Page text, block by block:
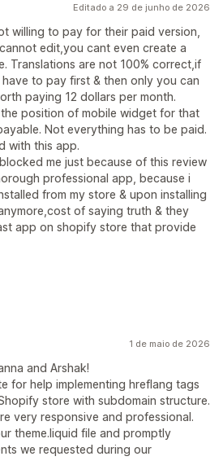
Editado a 29 de junho de 2026
willing to pay for their paid version,
edit,you cant even create a
Translations are not 100% correct,if
to pay first & then only you can
paying 12 dollars per month.
the position of mobile widget for that
Not everything has to be paid.
with this app.
me just because of this review
professional app, because i
from my store & upon installing
of saying truth & they
app on shopify store that provide
1 de maio de 2026
and Arshak!
for help implementing hreflang tags
store with subdomain structure.
very responsive and professional.
theme.liquid file and promptly
we requested during our